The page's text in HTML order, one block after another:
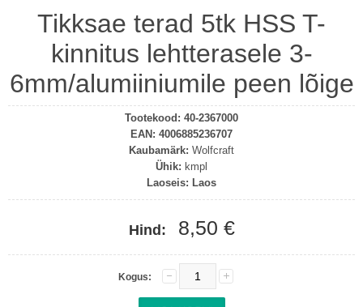
Tikksae terad 5tk HSS T-
kinnitus lehtterasele 3-
6mm/alumiiniumile peen lõige
Tootekood: 40-2367000
EAN: 4006885236707
Kaubamärk: Wolfcraft
Ühik: kmpl
Laoseis: Laos
Hind: 8,50 €
Kogus: